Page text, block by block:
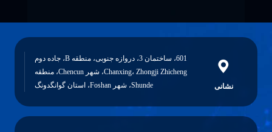
نشانی
601، ساختمان 3، دروازه جنوبی، منطقه B، جاده دوم
Chanxing، Zhongji Zhicheng، شهر Chencun، منطقه
Shunde، شهر Foshan، استان گوانگدونگ